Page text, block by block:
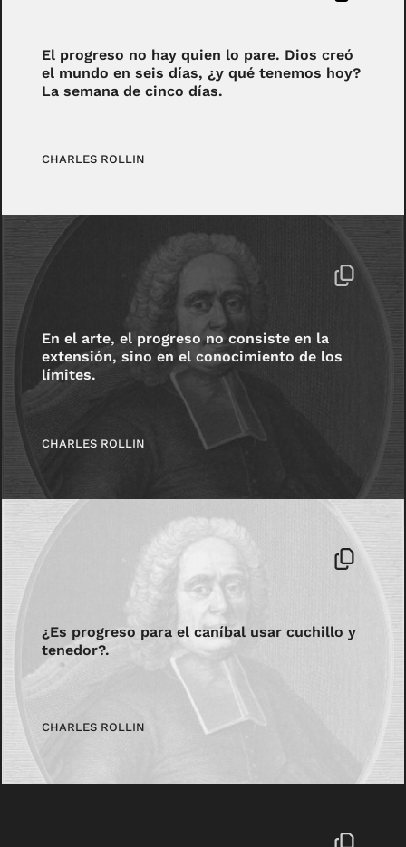
El progreso no hay quien lo pare. Dios creó
el mundo en seis días, ¿y qué tenemos hoy?
La semana de cinco días.
CHARLES ROLLIN
En el arte, el progreso no consiste en la
extensión, sino en el conocimiento de los
límites.
CHARLES ROLLIN
¿Es progreso para el caníbal usar cuchillo y
tenedor?.
CHARLES ROLLIN